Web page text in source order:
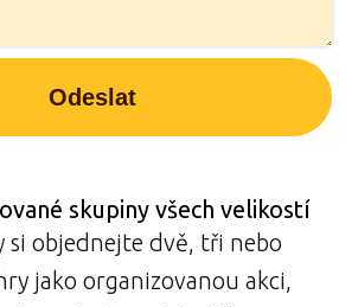
Odeslat
skupiny všech velikostí
si objednejte dvě, tři nebo
jako organizovanou akci,